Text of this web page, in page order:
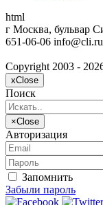
html
г Москва, бульвар
651-06-06 info@cli.ru
Copyright 2003 -
xClose
Поиск
×Close
Авторизация
Запомнить
Забыли пароль